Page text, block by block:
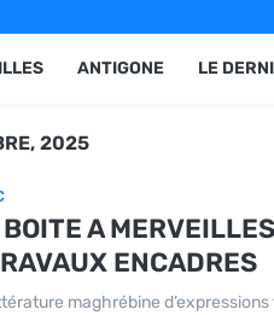
ANTIGONE LE
2025
A
ENCADRES
maghrébine